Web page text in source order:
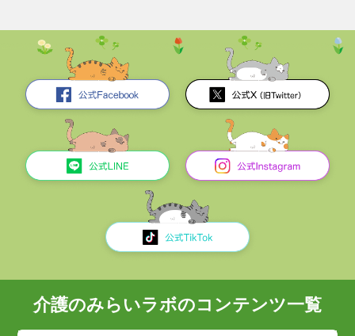
介護のみらいラボのコンテンツ一覧